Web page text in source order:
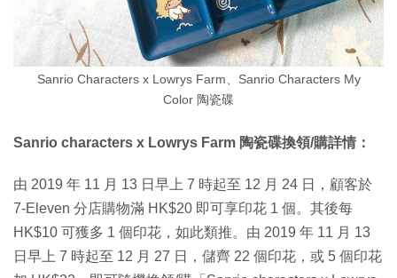
Sanrio Characters x Lowrys Farm、Sanrio Characters My
Color 陶瓷碟
Sanrio characters x Lowrys Farm 陶瓷碟換領/購詳情：
由 2019 年 11 月 13 日早上 7 時起至 12 月 24 日，顧客於
7-Eleven 分店購物滿 HK$20 即可享印花 1 個。其後每
HK$10 可獲多 1 個印花，如此類推。由 2019 年 11 月 13
日早上 7 時起至 12 月 27 日，儲齊 22 個印花，或 5 個印花